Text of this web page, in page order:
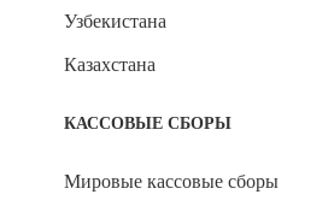
Узбекистана
Казахстана
КАССОВЫЕ СБОРЫ
Мировые кассовые сборы